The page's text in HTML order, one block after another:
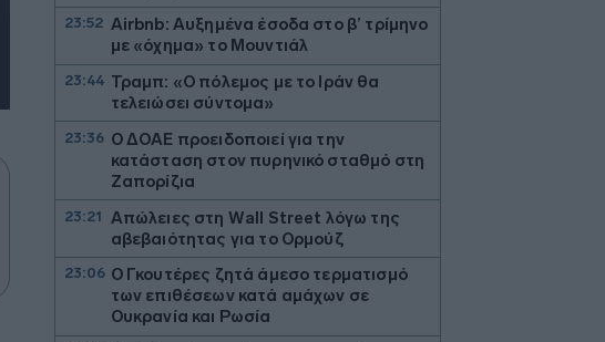
23:52 Airbnb: Αυξημένα έσοδα στο β’ τρίμηνο
με «όχημα» το Μουντιάλ
23:44 Τραμπ: «Ο πόλεμος με το Ιράν θα
τελειώσει σύντομα»
23:36 Ο ΔΟΑΕ προειδοποιεί για την
κατάσταση στον πυρηνικό σταθμό στη
Ζαπορίζια
23:21
Απώλειες στη Wall Street λόγω της
αβεβαιότητας για το Ορμούζ
23:06 Ο Γκουτέρες ζητά άμεσο τερματισμό
των επιθέσεων κατά αμάχων σε
Ουκρανία και Ρωσία